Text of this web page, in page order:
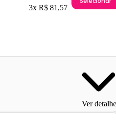
3x R$ 81,57
Ver